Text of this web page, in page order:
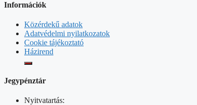
Információk
Közérdekű adatok
Adatvédelmi nyilatkozatok
Cookie tájékoztató
Házirend
Jegypénztár
Nyitvatartás: